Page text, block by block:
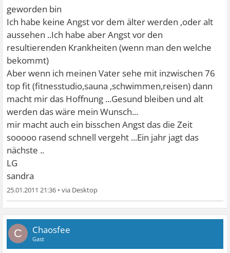
geworden bin
Ich habe keine Angst vor dem älter werden ,oder alt
aussehen ..Ich habe aber Angst vor den
resultierenden Krankheiten (wenn man den welche
bekommt)
Aber wenn ich meinen Vater sehe mit inzwischen 76
top fit (fitnesstudio,sauna ,schwimmen,reisen) dann
macht mir das Hoffnung ...Gesund bleiben und alt
werden das wäre mein Wunsch...
mir macht auch ein bisschen Angst das die Zeit
sooooo rasend schnell vergeht ...Ein jahr jagt das
nächste ..
LG
sandra
25.01.2011 21:36 •
C Chaosfee
Gast